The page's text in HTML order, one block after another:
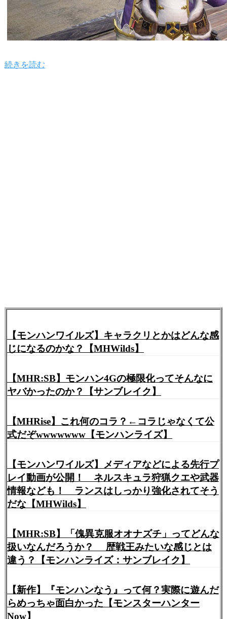
続きを読む
【モンハンワイルズ】キャラクリとかはどんな感
じになるのかな？【MHWilds】
【MHR:SB】モンハン4Gの極限化ってそんなに
ヤバかったのか？【サンブレイク】
【MHRise】これ何のコラ？←コラじゃなくて公
式だぞwwwwwww【モンハンライズ】
【モンハンワイルズ】メディアなどによる先行プ
レイ動画が公開！ ネルスキュラ狩猟クエや武器
情報なども！ ランスはしっかり強化されてそう
だな【MHWilds】
【MHR:SB】「傀異克服オオナズチ」ってどんな
扱いなんだろうか？ 歴戦王みたいな感じとは
違う？【モンハンライズ：サンブレイク】
【新作】『モンハンなう』って何？実際に遊んだ
らめっちゃ面白かった【モンスターハンター
Now】